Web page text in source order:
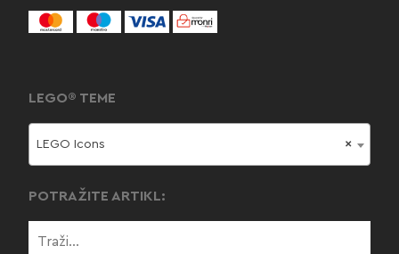
LEGO® TEME
×
LEGO Icons
POTRAŽITE ARTIKL: